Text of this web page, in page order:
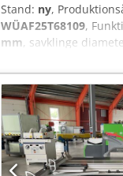
Stand: ny,
WÜAF25T68109,
mm, savklinge
vinkelindstilling 0 –
4.200 o/min - Dobbelt
mm - Maks. klinge-Ø
Maskinhøjde 880 mm
Parallelanslag, 1.000